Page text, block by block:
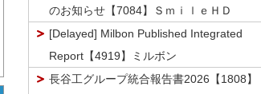
のお知らせ【7084】ＳｍｉｌｅＨＤ
[Delayed] Milbon Published Integrated
Report【4919】ミルボン
長谷工グループ統合報告書2026【1808】